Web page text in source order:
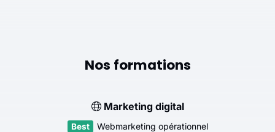
Nos formations
Marketing digital
Webmarketing opérationnel